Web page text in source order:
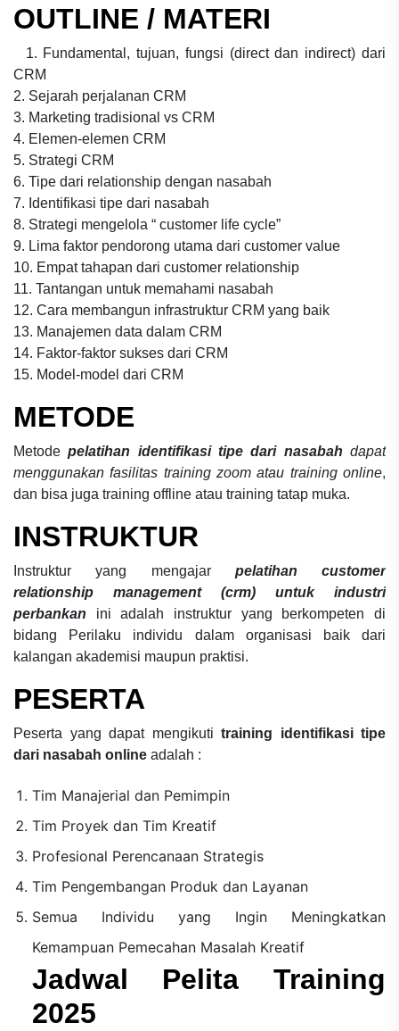
OUTLINE / MATERI
1. Fundamental, tujuan, fungsi (direct dan indirect) dari
CRM
2. Sejarah perjalanan CRM
3. Marketing tradisional vs CRM
4. Elemen-elemen CRM
5. Strategi CRM
6. Tipe dari relationship dengan nasabah
7. Identifikasi tipe dari nasabah
8. Strategi mengelola “ customer life cycle”
9. Lima faktor pendorong utama dari customer value
10. Empat tahapan dari customer relationship
11. Tantangan untuk memahami nasabah
12. Cara membangun infrastruktur CRM yang baik
13. Manajemen data dalam CRM
14. Faktor-faktor sukses dari CRM
15. Model-model dari CRM
METODE
Metodepelatihan identifikasi tipe dari nasabah dapat
menggunakan fasilitas training zoom atau training online,
dan bisa juga training offline atau training tatap muka.
INSTRUKTUR
Instruktur yang mengajar
pelatihan customer
relationship management (crm) untuk industri
perbankan
ini adalah instruktur yang berkompeten di
bidang Perilaku individu dalam organisasi baik dari
kalangan akademisi maupun praktisi.
PESERTA
Peserta yang dapat mengikuti training identifikasi tipe
dari nasabah online adalah :
Tim Manajerial dan Pemimpin
Tim Proyek dan Tim Kreatif
Profesional Perencanaan Strategis
Tim Pengembangan Produk dan Layanan
Semua Individu yang Ingin Meningkatkan
Kemampuan Pemecahan Masalah Kreatif
Jadwal Pelita Training
2025